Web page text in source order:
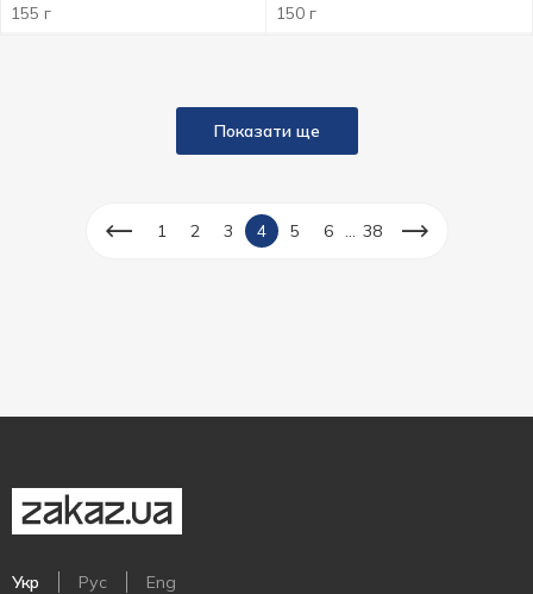
155 г
150 г
Показати ще
1 2 3 4 5 6 38
Укр Рус Eng